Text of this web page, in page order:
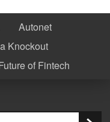
Autonet
Knockout
of Fintech